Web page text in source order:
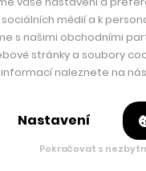
médií a k
s našimi obchodními
stránky a soubory
informací naleznete na
Nastavení
Pokračovat s